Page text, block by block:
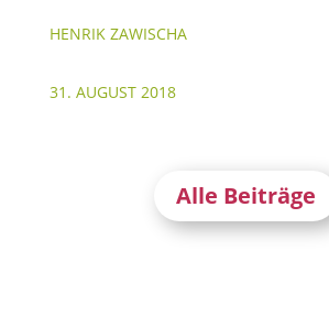
HENRIK ZAWISCHA
31. AUGUST 2018
Alle Beiträge